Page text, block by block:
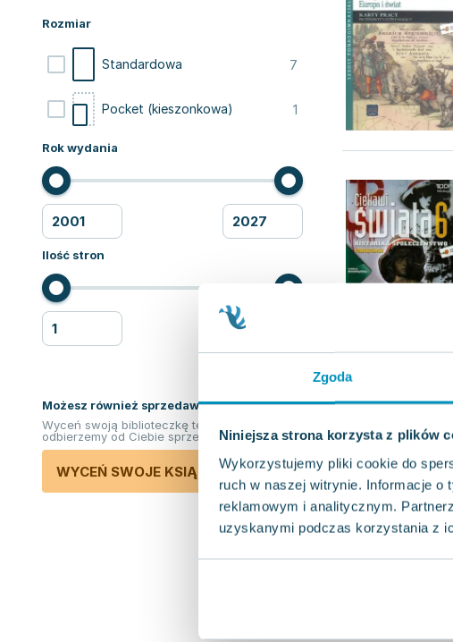
Zgoda
Niniejsza strona korzysta z plików
Wykorzystujemy pliki cookie do
ruch w naszej witrynie. Informacje o
reklamowym i analitycznym.
uzyskanymi podczas korzystania z
Rozmiar
Standardowa 7
Pocket (kieszonkowa) 1
Rok wydania
Ilość stron
Możesz również sprzedawać ksiązki!
Wyceń swoją biblioteczkę teraz. Odkupimy i
odbierzemy od Ciebie sprzedane książki.
WYCEŃ SWOJE KSIĄŻKI